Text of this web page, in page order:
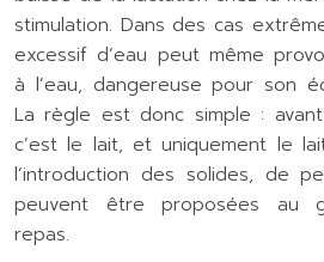
stimulation. Dans des cas
excessif d’eau peut même
à l’eau, dangereuse pour son
La règle est donc simple : avant
c’est le lait, et uniquement le
l’introduction des solides, de
peuvent être proposées au
repas.